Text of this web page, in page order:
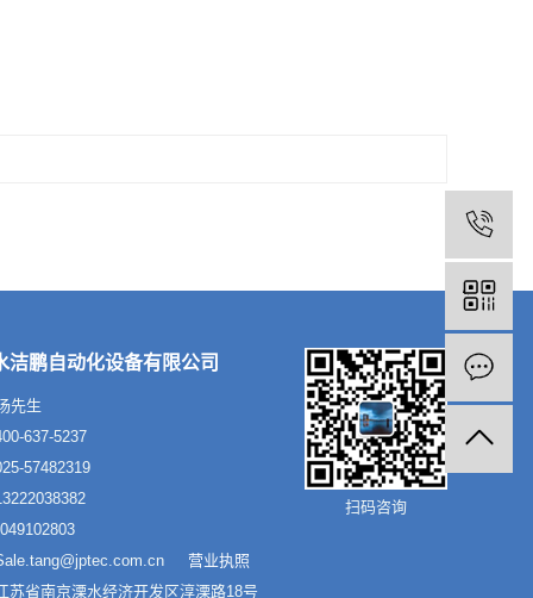
洁鹏自动化设备有限公司
先生
637-5237
57482319
营业执照
省南京溧水经济开发区淳溧路18号
扫码咨询